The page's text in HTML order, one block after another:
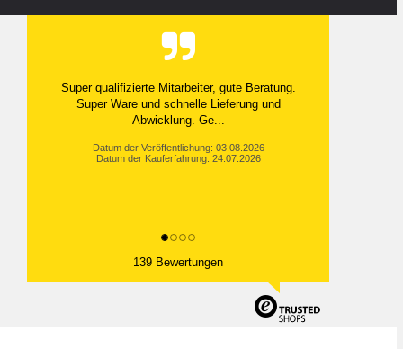
Super qualifizierte Mitarbeiter, gute Beratung.
Super Ware und schnelle Lieferung und
Abwicklung. Ge...
Datum der Veröffentlichung: 03.08.2026
Datum der Kauferfahrung: 24.07.2026
139 Bewertungen